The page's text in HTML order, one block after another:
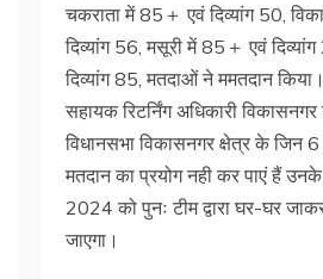
चकराता में 85＋ एवं दिव्यांग 50,
दिव्यांग 56, मसूरी में 85＋ एवं
दिव्यांग 85, मतदाओं ने ममतदान किया।
सहायक रिटर्निंग अधिकारी
विधानसभा विकासनगर क्षेत्र के जिन 6
मतदान का प्रयोग नही कर पाएं हैं
2024 को पुनः टीम द्वारा घर-घर
जाएगा।